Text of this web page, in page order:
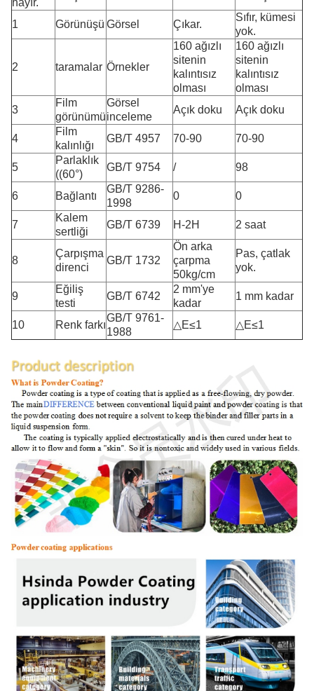
hayır.
1 Görünüşü Görsel Çıkar.
Sıfır, kümesi
yok.
2 taramalar Örnekler
160 ağızlı
sitenin
kalıntısız
olması
160 ağızlı
sitenin
kalıntısız
olması
3
Film
görünümü
Görsel
inceleme
Açık doku Açık doku
4
Film
kalınlığı
GB/T 4957 70-90 70-90
5
Parlaklık
((60°)
GB/T 9754 / 98
6 Bağlantı
GB/T 9286-
1998
0 0
7
Kalem
sertliği
GB/T 6739 H-2H 2 saat
8
Çarpışma
direnci
GB/T 1732
Ön arka
çarpma
50kg/cm
Pas, çatlak
yok.
9
Eğiliş
testi
GB/T 6742
2 mm'ye
kadar
1 mm kadar
10 Renk farkı
GB/T 9761-
1988
△E≤1 △E≤1